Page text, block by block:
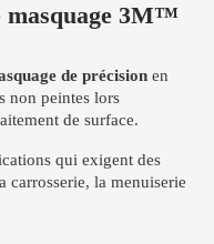
masquage 3M™
de précision en
non peintes lors
de surface.
qui exigent des
carrosserie, la menuiserie